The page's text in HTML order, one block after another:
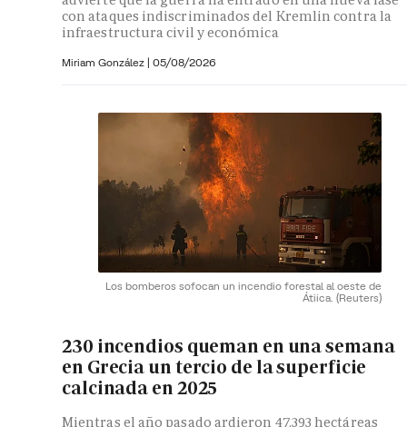
con ataques indiscriminados del Kremlin contra la
infraestructura civil y económica
Miriam González | 05/08/2026
Los bomberos sofocan un incendio forestal al oeste de
Átiica. (Reuters)
230 incendios queman en una semana
en Grecia un tercio de la superficie
calcinada en 2025
Mientras el año pasado ardieron 47.393 hectáreas